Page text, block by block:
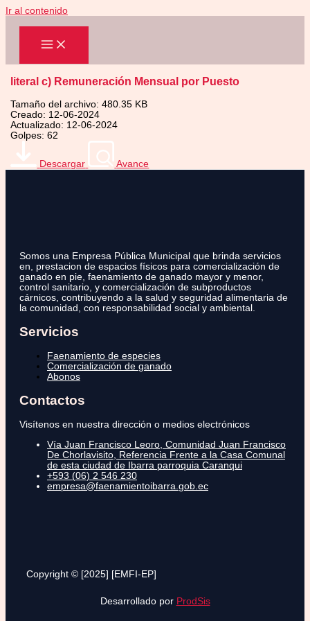
Ir al contenido
literal c) Remuneración Mensual por Puesto
Tamaño del archivo: 480.35 KB
Creado: 12-06-2024
Actualizado: 12-06-2024
Golpes: 62
Descargar Avance
Somos una Empresa Pública Municipal que brinda servicios
en, prestacion de espacios físicos para comercialización de
ganado en pie, faenamiento de ganado mayor y menor,
control sanitario, y comercialización de subproductos
cárnicos, contribuyendo a la salud y seguridad alimentaria de
la comunidad, con responsabilidad social y ambiental.
Servicios
Faenamiento de especies
Comercialización de ganado
Abonos
Contactos
Visítenos en nuestra dirección o medios electrónicos
Vía Juan Francisco Leoro, Comunidad Juan Francisco
De Chorlavisito, Referencia Frente a la Casa Comunal
de esta ciudad de Ibarra parroquia Caranqui
+593 (06) 2 546 230
empresa@faenamientoibarra.gob.ec
Copyright © [2025] [EMFI-EP]
Desarrollado por ProdSis